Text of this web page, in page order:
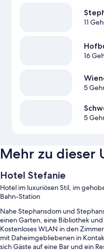
11
16
5
5
Mehr zu dieser
Hotel Stefanie
Hotel im luxuriösen Stil, im
Bahn-Station
Nahe Stephansdom und
einen Garten, eine Bibliothek
Kostenloses WLAN in den
mit Daheimgebliebenen in
sich Gäste auf eine Bar und ein